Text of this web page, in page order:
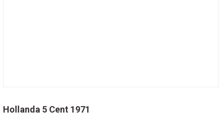
Hollanda 5 Cent 1971